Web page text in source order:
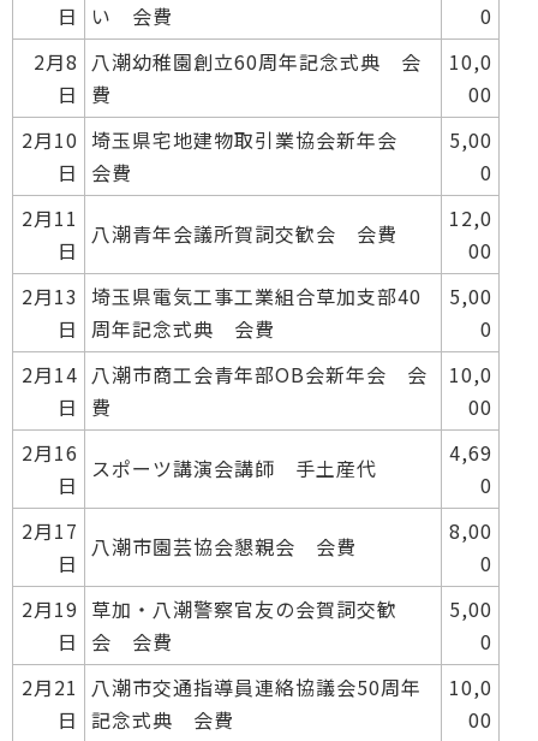
日
い 会費
0
2月8
日
八潮幼稚園創立60周年記念式典 会
費
10,0
00
2月10
日
埼玉県宅地建物取引業協会新年会
会費
5,00
0
2月11
日
八潮青年会議所賀詞交歓会 会費
12,0
00
2月13
日
埼玉県電気工事工業組合草加支部40
周年記念式典 会費
5,00
0
2月14
日
八潮市商工会青年部OB会新年会 会
費
10,0
00
2月16
日
スポーツ講演会講師 手土産代
4,69
0
2月17
日
八潮市園芸協会懇親会 会費
8,00
0
2月19
日
草加・八潮警察官友の会賀詞交歓
会 会費
5,00
0
2月21
日
八潮市交通指導員連絡協議会50周年
記念式典 会費
10,0
00